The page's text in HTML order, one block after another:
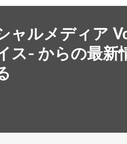
ャルメディア
ス- からの最新